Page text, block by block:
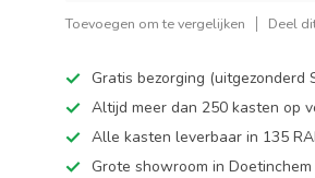
Toevoegen om te vergelijken Deel
Gratis bezorging (uitgezonderd
Altijd meer dan 250 kasten op
Alle kasten leverbaar in 135
Grote showroom in Doetinchem